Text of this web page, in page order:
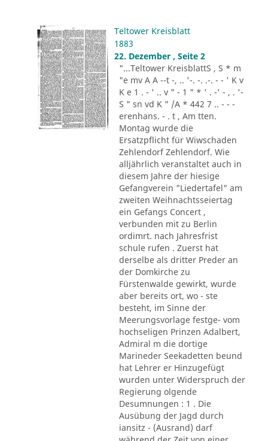
Teltower Kreisblatt
1883
22. Dezember , Seite 2
"...Teltower KreisblattS , S * m
"e mv A A --t -, .. '-. -. .-. - - ' K v
K e 1 . - ' .. v " - 1 " * ' . -' - , . '-
S " sn vd K " /A * 442 7 .. - - -
erenhans. - . t , Am tten.
Montag wurde die
Ersatzpflicht für Wiwschaden
Zehlendorf Zehlendorf. Wie
alljährlich veranstaltet auch in
diesem Jahre der hiesige
Gefangverein "Liedertafel" am
zweiten Weihnachtsseiertag
ein Gefangs Concert ,
verbunden mit zu Berlin
ordimrt. nach Jahresfrist
schule rufen . Zuerst hat
derselbe als dritter Preder an
der Domkirche zu
Fürstenwalde gewirkt, wurde
aber bereits ort, wo - ste
besteht, im Sinne der
Meerungsvorlage festge- vom
hochseligen Prinzen Adalbert,
Admiral m die dortige
Marineder Seekadetten beund
hat Lehrer er Hinzugefügt
wurden unter Widerspruch der
Regierung olgende
Desumnungen : 1 . Die
Ausübung der Jagd durch
iansitz - (Ausrand) darf